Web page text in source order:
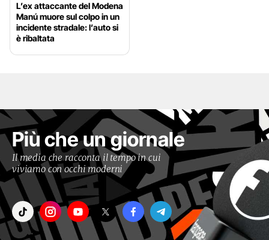
L’ex attaccante del Modena
Manú muore sul colpo in un
incidente stradale: l’auto si
è ribaltata
Più che un giornale
Il media che racconta il tempo in cui
viviamo con occhi moderni